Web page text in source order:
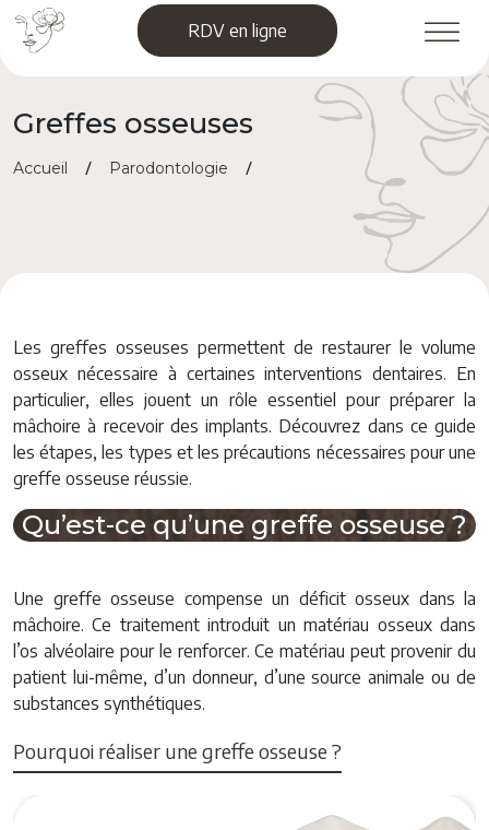
Skip
RDV en ligne
Greffes osseuses
Accueil / Parodontologie / Greffes osseuses
Les greffes osseuses permettent de restaurer le volume
osseux nécessaire à certaines interventions dentaires. En
particulier, elles jouent un rôle essentiel pour préparer la
mâchoire à recevoir des implants. Découvrez dans ce guide
les étapes, les types et les précautions nécessaires pour une
greffe osseuse réussie.
Qu’est-ce qu’une greffe osseuse ?
Une greffe osseuse compense un déficit osseux dans la
mâchoire. Ce traitement introduit un matériau osseux dans
l’os alvéolaire pour le renforcer. Ce matériau peut provenir du
patient lui-même, d’un donneur, d’une source animale ou de
substances synthétiques.
Pourquoi réaliser une greffe osseuse ?